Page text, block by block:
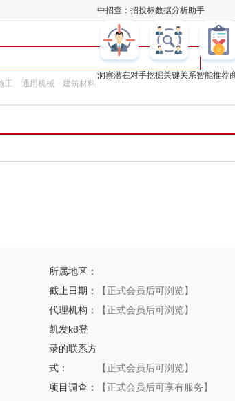
中招查：招投标数据分析助手
洞察潜在对手挖掘关键关系智能推荐
凯发k8
工 通用机械
建筑材料
所属地区：
截止日期：
【正式会员后可浏览】
代理机构：
【正式会员后可浏览】
凯发k8登
录的联系方
式：
【正式会员后可浏览】
项目调查：
【正式会员后可享有服务】